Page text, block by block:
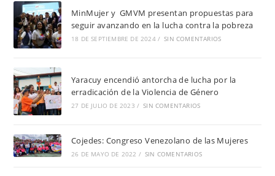
MinMujer y GMVM presentan propuestas para
seguir avanzando en la lucha contra la pobreza
18 DE SEPTIEMBRE DE 2024 / SIN COMENTARIOS
Yaracuy encendió antorcha de lucha por la
erradicación de la Violencia de Género
27 DE JULIO DE 2023 / SIN COMENTARIOS
Cojedes: Congreso Venezolano de las Mujeres
26 DE MAYO DE 2022 / SIN COMENTARIOS